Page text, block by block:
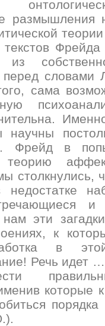
размышления
словами
сама
Фрейд в
теорию
столкнулись,
эти
к
в
Речь идет
которые
порядка